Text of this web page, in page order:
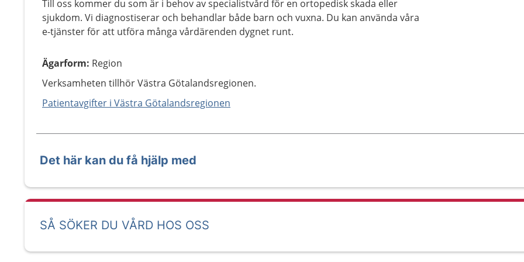
Till oss kommer du som är i behov av specialistvård för en ortopedisk skada eller
sjukdom. Vi diagnostiserar och behandlar både barn och vuxna. Du kan använda våra
e-tjänster för att utföra många vårdärenden dygnet runt.
Ägarform: Region
Verksamheten tillhör Västra Götalandsregionen.
Patientavgifter i Västra Götalandsregionen
Det här kan du få hjälp med
SÅ SÖKER DU VÅRD HOS OSS